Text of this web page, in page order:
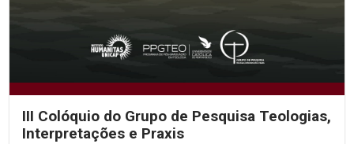
III Colóquio do Grupo de Pesquisa Teologias,
Interpretações e Praxis